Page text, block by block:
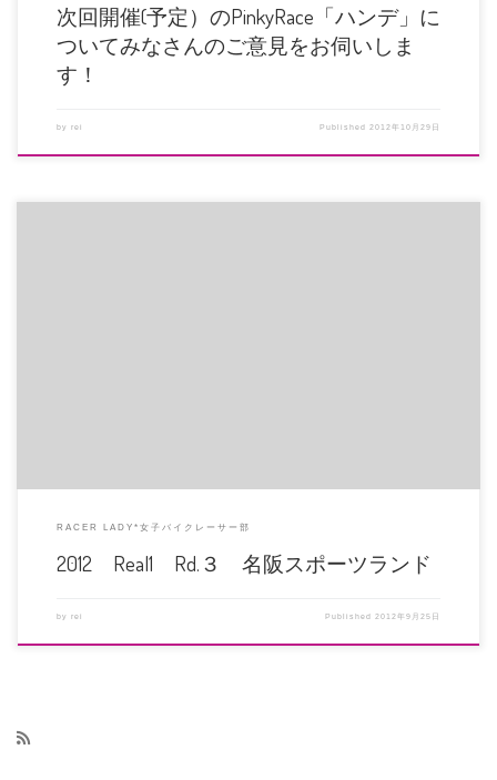
次回開催(予定）のPinkyRace「ハンデ」に
ついてみなさんのご意見をお伺いしま
す！
by rei Published2012年10月29日
RACER LADY*女子バイクレーサー部
2012 Real1 Rd.３ 名阪スポーツランド
by rei Published2012年9月25日